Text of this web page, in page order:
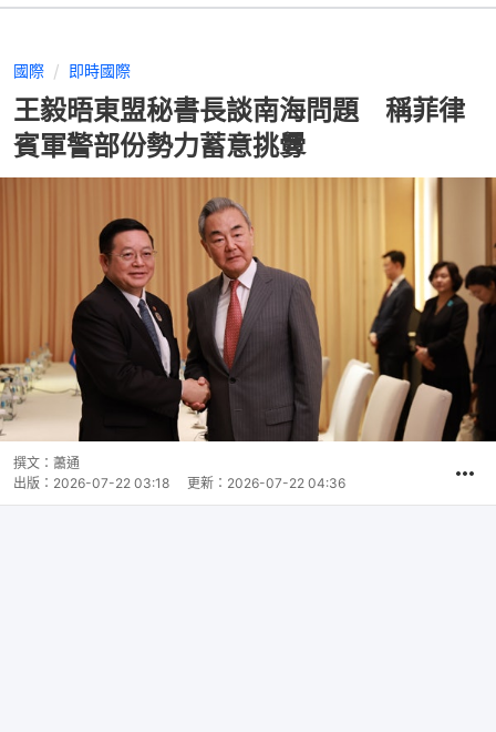
國際 即時國際
王毅晤東盟秘書長談南海問題 稱菲律
賓軍警部份勢力蓄意挑釁
撰文： 蕭通
出版： 2026-07-22 03:18 更新： 2026-07-22 04:36